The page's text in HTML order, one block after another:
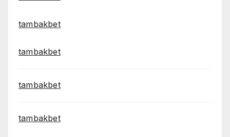
tambakbet
tambakbet
tambakbet
tambakbet